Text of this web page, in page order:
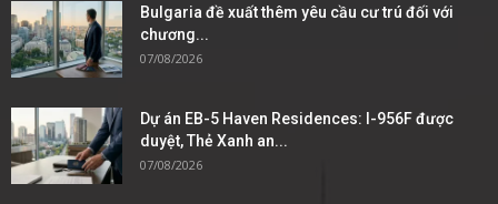
Bulgaria đề xuất thêm yêu cầu cư trú đối với
chương...
07/08/2026
Dự án EB-5 Haven Residences: I-956F được
duyệt, Thẻ Xanh an...
07/08/2026